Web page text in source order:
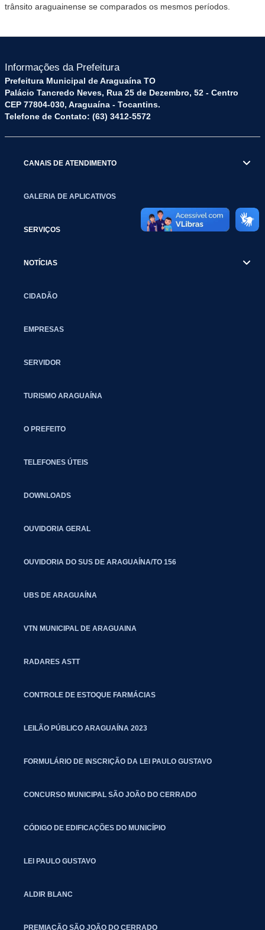
trânsito araguainense se comparados os mesmos períodos.
Informações da Prefeitura
Prefeitura Municipal de Araguaína TO
Palácio Tancredo Neves, Rua 25 de Dezembro, 52 - Centro
CEP 77804-030, Araguaína - Tocantins.
Telefone de Contato: (63) 3412-5572
CANAIS DE ATENDIMENTO
GALERIA DE APLICATIVOS
SERVIÇOS
NOTÍCIAS
CIDADÃO
EMPRESAS
SERVIDOR
TURISMO ARAGUAÍNA
O PREFEITO
TELEFONES ÚTEIS
DOWNLOADS
OUVIDORIA GERAL
OUVIDORIA DO SUS DE ARAGUAÍNA/TO 156
UBS DE ARAGUAÍNA
VTN MUNICIPAL DE ARAGUAINA
RADARES ASTT
CONTROLE DE ESTOQUE FARMÁCIAS
LEILÃO PÚBLICO ARAGUAÍNA 2023
FORMULÁRIO DE INSCRIÇÃO DA LEI PAULO GUSTAVO
CONCURSO MUNICIPAL SÃO JOÃO DO CERRADO
CÓDIGO DE EDIFICAÇÕES DO MUNICÍPIO
LEI PAULO GUSTAVO
ALDIR BLANC
PREMIAÇÃO SÃO JOÃO DO CERRADO